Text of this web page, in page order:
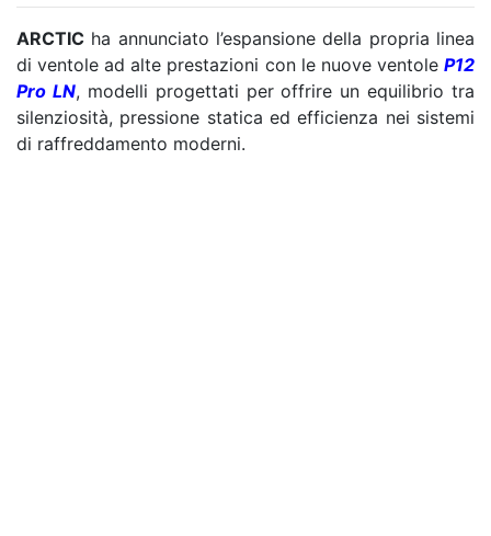
ARCTIC ha annunciato l’espansione della propria linea
di ventole ad alte prestazioni con le nuove ventole P12
Pro LN, modelli progettati per offrire un equilibrio tra
silenziosità, pressione statica ed efficienza nei sistemi
di raffreddamento moderni.